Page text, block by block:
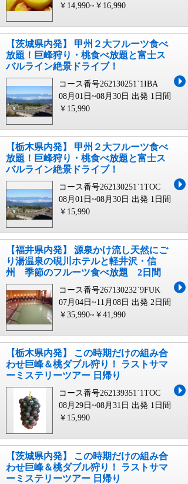
￥14,990~￥16,990
【茨城県内発】 甲州２大フルーツ食べ
放題！巨峰狩り・桃食べ放題と富士ス
バルライン絶景ドライブ！
コース番号262130251`1IBA
08月01日~08月30日 出発 1日間
￥15,990
【栃木県内発】 甲州２大フルーツ食べ
放題！巨峰狩り・桃食べ放題と富士ス
バルライン絶景ドライブ！
コース番号262130251`1TOC
08月01日~08月30日 出発 1日間
￥15,990
【福井県内発】 源泉かけ流し天然にご
り湯温泉の硯川ホテルと軽井沢・信
州 季節のフルーツ食べ放題 2日間
コース番号267130232`9FUK
07月04日~11月08日 出発 2日間
￥35,990~￥41,990
【栃木県内発】 この時期だけの組み合
わせ巨峰＆桃ダブル狩り！ ラストサマ
ーミステリーツアー 日帰り
コース番号262139351`1TOC
08月29日~08月31日 出発 1日間
￥15,990
【茨城県内発】 この時期だけの組み合
わせ巨峰＆桃ダブル狩り！ ラストサマ
ーミステリーツアー 日帰り